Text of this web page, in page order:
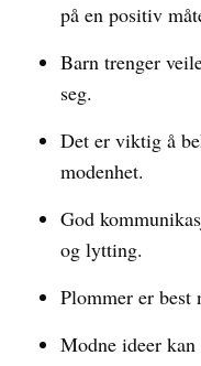
på en positiv
Barn trenger
seg.
Det er viktig å
modenhet.
God
og lytting.
Plommer er best
Modne ideer